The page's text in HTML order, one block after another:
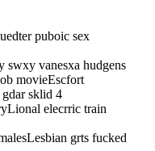
puboic sex
swxy vanesxa hudgens
movieEscfort
sklid 4
elecrric train
grts fucked